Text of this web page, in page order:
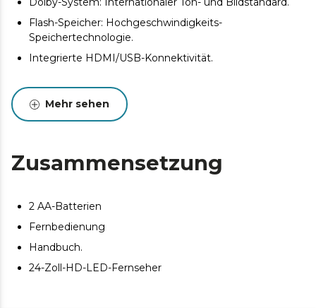
Flash-Speicher: Hochgeschwindigkeits-
Speichertechnologie.
Integrierte HDMI/USB-Konnektivität.
Mehr sehen
Zusammensetzung
2 AA-Batterien
Fernbedienung
Handbuch.
24-Zoll-HD-LED-Fernseher